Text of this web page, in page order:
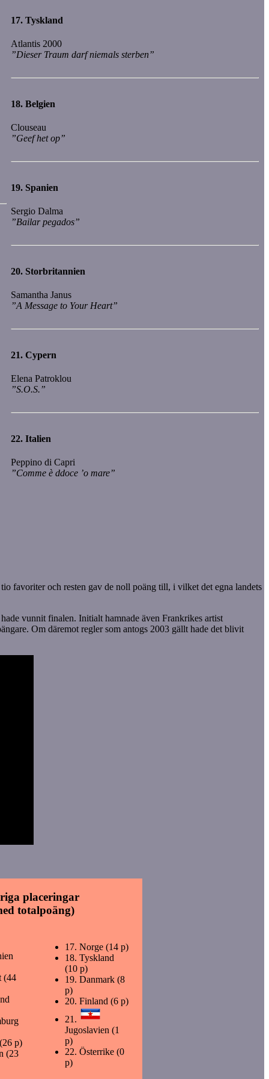
17. Tyskland
Atlantis 2000
”Dieser Traum darf niemals sterben”
18. Belgien
Clouseau
”Geef het op”
19. Spanien
Sergio Dalma
”Bailar pegados”
20. Storbritannien
Samantha Janus
”A Message to Your Heart”
21. Cypern
Elena Patroklou
”S.O.S.”
22. Italien
Peppino di Capri
”Comme è ddoce ’o mare”
favoriter och resten gav de noll poäng till, i vilket det egna landets
hade vunnit finalen. Initialt hamnade även Frankrikes artist
Om däremot regler som antogs 2003 gällt hade det blivit
placeringar
totalpoäng)
(44
p)
(23
17. Norge (14 p)
18. Tyskland
(10 p)
19. Danmark (8
p)
20. Finland (6 p)
21.
Jugoslavien (1
p)
22. Österrike (0
p)